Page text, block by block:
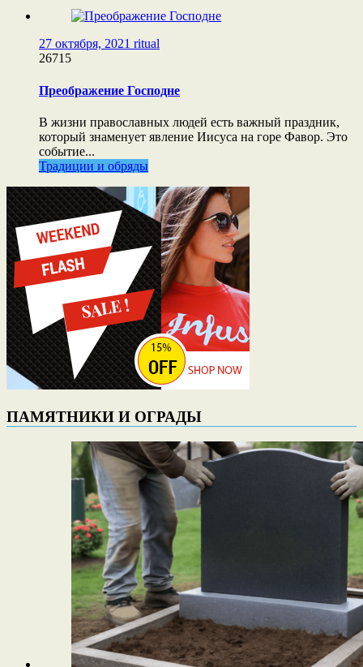
27 октября, 2021 ritual
26715
Преображение Господне
В жизни православных людей есть важный праздник,
который знаменует явление Иисуса на горе Фавор. Это
событие...
Традиции и обряды
ПАМЯТНИКИ И ОГРАДЫ